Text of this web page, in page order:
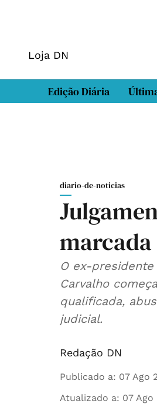
Loja DN
Edição Diária
diario-de-noticias
marcada
O ex-presidente do BPN Oliveira Costa e o antigo ministro Arlindo de
Carvalho começam a ser julgados a 06 de janeiro de 2015 por burla
qualificada,
judicial.
Redação DN
Publicado a: 07 Ago
Atualizado a: 07 Ago